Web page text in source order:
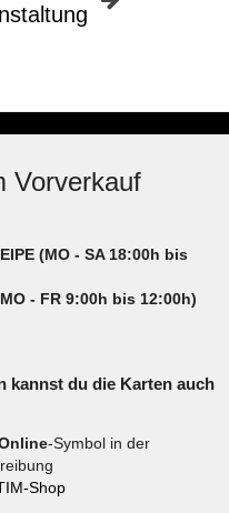
Vorverkauf
(MO - SA 18:00h bis
- FR 9:00h bis 12:00h)
kannst du die Karten auch
-Symbol in der
Shop